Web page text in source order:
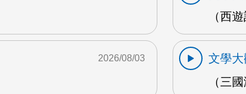
（西
2026/08/03
文學大
（三